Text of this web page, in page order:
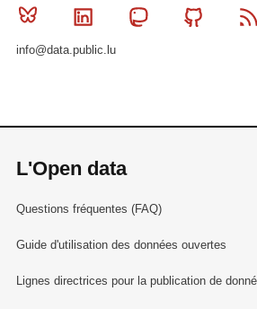
Bluesky Linkedin MastodonGithub
info@data.public.lu
L'Open data
Questions fréquentes (FAQ)
Guide d'utilisation des données ouvertes
Lignes directrices pour la publication de